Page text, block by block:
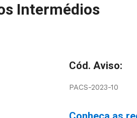
Intermédios
Cód. Aviso:
PACS-2023-10